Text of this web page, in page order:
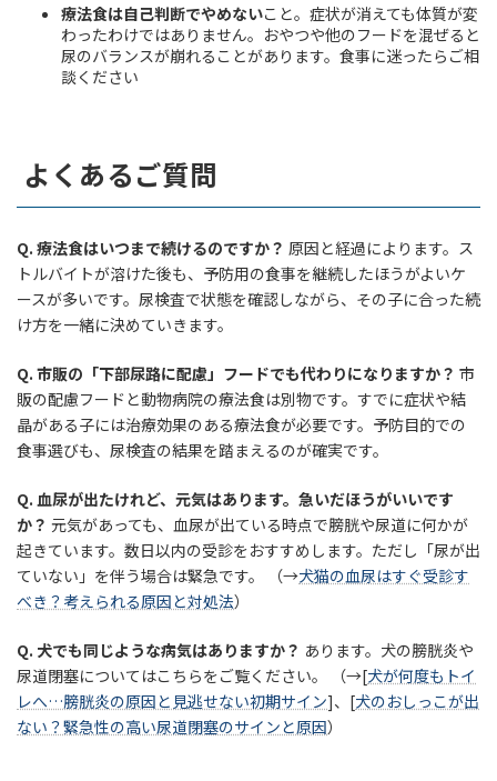
療法食は自己判断でやめないこと。症状が消えても体質が変
わったわけではありません。おやつや他のフードを混ぜると
尿のバランスが崩れることがあります。食事に迷ったらご相
談ください
よくあるご質問
Q. 療法食はいつまで続けるのですか？ 原因と経過によります。ス
トルバイトが溶けた後も、予防用の食事を継続したほうがよいケ
ースが多いです。尿検査で状態を確認しながら、その子に合った続
け方を一緒に決めていきます。
Q. 市販の「下部尿路に配慮」フードでも代わりになりますか？ 市
販の配慮フードと動物病院の療法食は別物です。すでに症状や結
晶がある子には治療効果のある療法食が必要です。予防目的での
食事選びも、尿検査の結果を踏まえるのが確実です。
Q. 血尿が出たけれど、元気はあります。急いだほうがいいです
か？ 元気があっても、血尿が出ている時点で膀胱や尿道に何かが
起きています。数日以内の受診をおすすめします。ただし「尿が出
ていない」を伴う場合は緊急です。 （→犬猫の血尿はすぐ受診す
べき？考えられる原因と対処法）
Q. 犬でも同じような病気はありますか？ あります。犬の膀胱炎や
尿道閉塞についてはこちらをご覧ください。 （→[犬が何度もトイ
レへ…膀胱炎の原因と見逃せない初期サイン]、[犬のおしっこが出
ない？緊急性の高い尿道閉塞のサインと原因）